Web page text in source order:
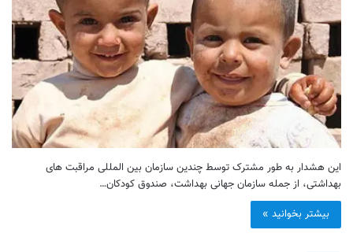
این هشدار به طور مشترک توسط چندین سازمان بین المللی مراقبت های
بهداشتی، از جمله سازمان جهانی بهداشت، صندوق کودکان…
بیشتر بخوانید »